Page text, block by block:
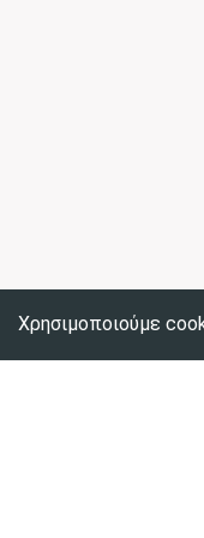
Χρησιμοποιούμε